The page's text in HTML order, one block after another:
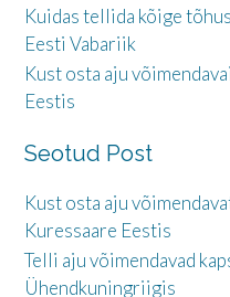
Kuidas tellida kõige
Eesti Vabariik
Kust osta aju
Eestis
Seotud Post
Kust osta aju
Kuressaare Eestis
Telli aju võimendavad
Ühendkuningriigis